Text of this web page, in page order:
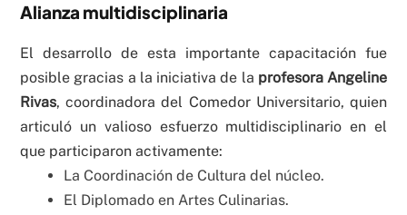
Alianza multidisciplinaria
El desarrollo de esta importante capacitación fue
posible gracias a la iniciativa de la profesora Angeline
Rivas, coordinadora del Comedor Universitario, quien
articuló un valioso esfuerzo multidisciplinario en el
que participaron activamente:
La Coordinación de Cultura del núcleo.
El Diplomado en Artes Culinarias.